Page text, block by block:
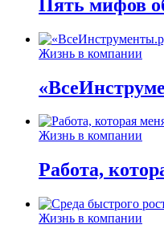
Пять мифов
Жизнь в компании
Жизнь в компании
Работа,
Жизнь в компании